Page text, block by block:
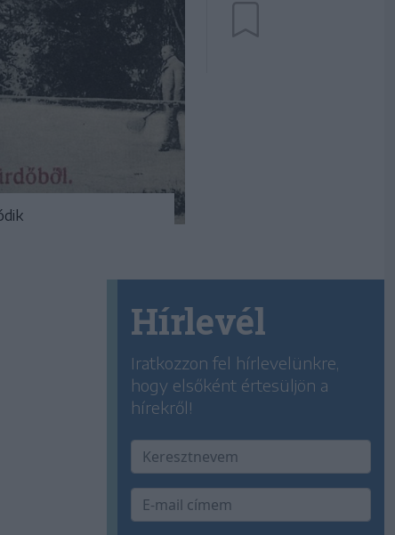
Hírlevél
Iratkozzon fel hírlevelünkre,
hogy elsőként értesüljön a
hírekről!